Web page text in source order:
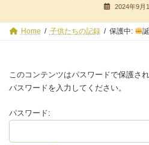
2024年9月
Home 子供たちの記録 保護中:
このコンテンツはパスワードで保護さ
パスワードを入力してください。
パスワード: